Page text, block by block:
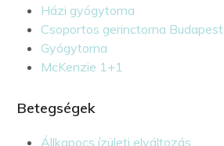
Házi gyógytorna
Csoportos gerinctorna Budapest
Gyógytorna
McKenzie 1+1
Betegségek
Állkapocs ízületi elváltozás